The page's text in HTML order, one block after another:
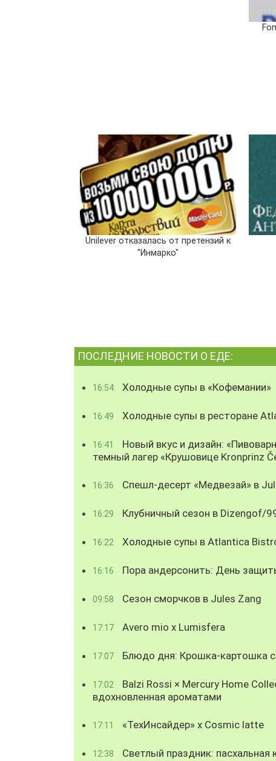
Unilever отказалась от претензий к
"Инмарко"
ПОСЛЕДНИЕ НОВОСТИ О ЕДЕ:
16:54 Холодные супы в «Кофемании»
16:49 Холодные супы в ресторане
16:41
Новый вкус и дизайн:
темный лагер «Крушовице Kronprinz
16:36 Спешл-десерт «Медвезай» в
16:29 Клубничный сезон в Dizengof/
16:22 Холодные супы в Atlantica
16:16 Пора андерсонить: День
09:58 Сезон сморчков в Jules Zang
17:17 Avero mio x Lumisfera
17:07 Блюдо дня: Крошка-картошка с
17:02
Balzi Rossi × Mercury Home
вдохновленная ароматами
17:11 «ТехИнсайдер» х Cosmic latte
12:38 Светлый праздник: